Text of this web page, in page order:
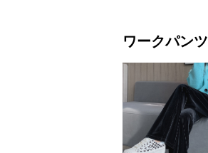
ワークパンツ